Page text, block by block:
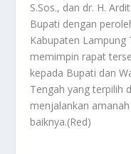
S.Sos., dan dr. H.
Bupati dengan
Kabupaten
memimpin rapat
kepada Bupati dan
Tengah yang terpilih
menjalankan
baiknya.(Red)